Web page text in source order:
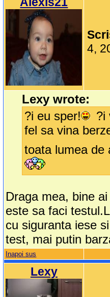
4,
Lexy wrote:
?i eu sper!
?i
fel sa vina
toata lumea de
Draga mea, bine
este sa faci
cu siguranta iese
test, mai putin
Inapoi sus
Lexy